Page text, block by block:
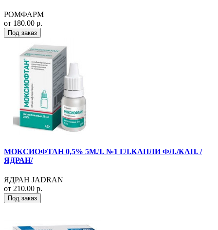
РОМФАРМ
от 180.00 р.
Под заказ
МОКСИОФТАН 0,5% 5МЛ. №1 ГЛ.КАПЛИ ФЛ./КАП. /
ЯДРАН/
ЯДРАН JADRAN
от 210.00 р.
Под заказ